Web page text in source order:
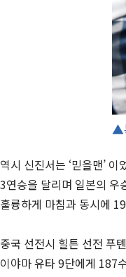
▲
역시 신진서는 ‘믿을맨’ 이
3연승을 달리며 일본의 우
훌륭하게 마침과 동시에
중국 선전시 힐튼 선전 푸
이야마 유타 9단에게 187